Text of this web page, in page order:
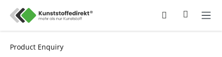
Product Enquiry